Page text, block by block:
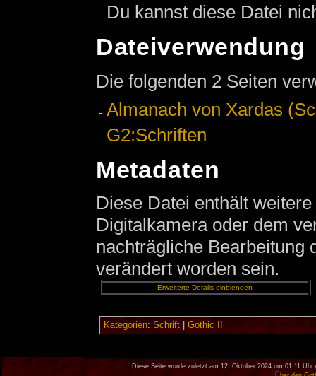
Du kannst diese Datei
Dateiverwendung
Die folgenden 2 Seiten
Almanach von Xardas
G2:Schriften
Metadaten
Diese Datei enthält
Digitalkamera oder dem
nachträgliche Bearbeitung
verändert worden sein.
Erweiterte Details einblenden
Kategorien: Schrift| Gothic II
Diese Seite wurde zuletzt am 12. Oktober 2024 um 01:11 Uhr